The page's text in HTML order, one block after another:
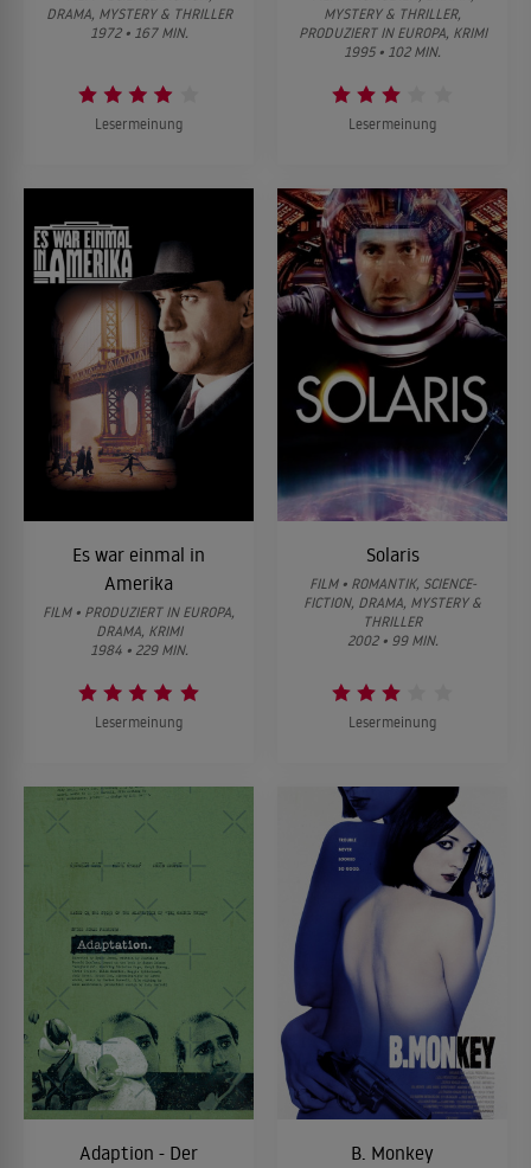
DRAMA, MYSTERY & THRILLER
1972 • 167 MIN.
Lesermeinung
MYSTERY & THRILLER,
PRODUZIERT IN EUROPA, KRIMI
1995 • 102 MIN.
Lesermeinung
Es war einmal in
Amerika
FILM • PRODUZIERT IN EUROPA,
DRAMA, KRIMI
1984 • 229 MIN.
Lesermeinung
Solaris
FILM • ROMANTIK, SCIENCE-
FICTION, DRAMA, MYSTERY &
THRILLER
2002 • 99 MIN.
Lesermeinung
Adaption - Der
B. Monkey